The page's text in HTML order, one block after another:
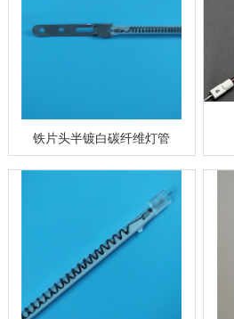
铁片头半镀白碳纤维灯管